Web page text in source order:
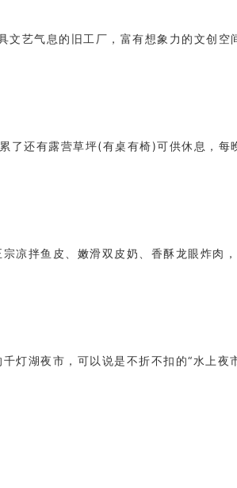
文艺气息的旧工厂，富有想象力的文创
了还有露营草坪(有桌有椅)可供休息，每
凉拌鱼皮、嫩滑双皮奶、香酥龙眼炸肉
灯湖夜市，可以说是不折不扣的“水上